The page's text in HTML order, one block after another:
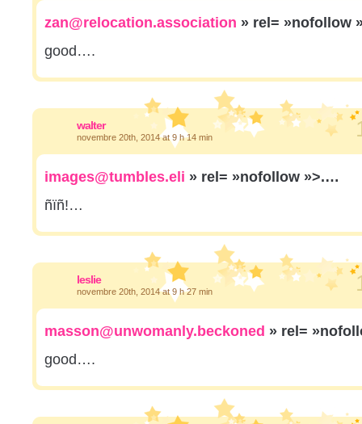
zan@relocation.association » rel= »nofollow
good….
walter
novembre 20th, 2014 at 9 h 14 min
images@tumbles.eli » rel= »nofollow »>.…
ñïñ!…
leslie
novembre 20th, 2014 at 9 h 27 min
masson@unwomanly.beckoned » rel=
good….